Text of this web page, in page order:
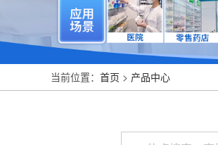
当前位置： 首页 > 产品中心